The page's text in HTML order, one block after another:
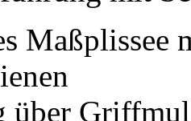
Maßplissee
über